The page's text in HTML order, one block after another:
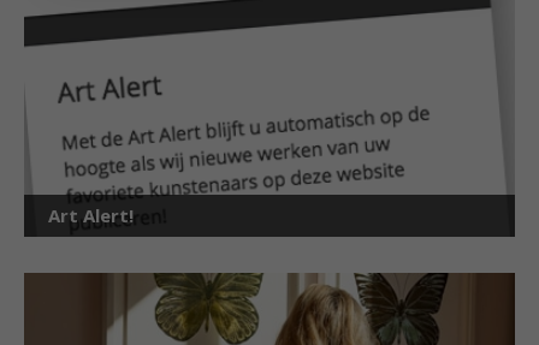
Art Alert!